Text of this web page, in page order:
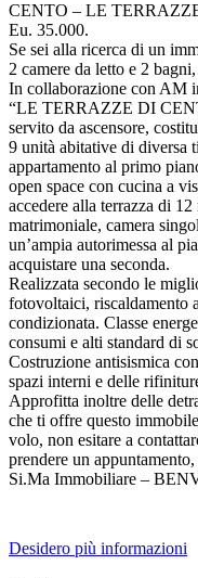
CENTO – LE
Eu. 35.000.
Se sei alla ricerca di un
2 camere da letto e 2
In collaborazione con AM
“LE TERRAZZE DI
servito da ascensore,
9 unità abitative di diversa
appartamento al primo
open space con cucina a
accedere alla terrazza di
matrimoniale, camera
un’ampia autorimessa al
acquistare una seconda.
Realizzata secondo le
fotovoltaici, riscaldamento
condizionata. Classe
consumi e alti standard di
Costruzione antisismica
spazi interni e delle
Approfitta inoltre delle
che ti offre questo
volo, non esitare a
prendere un
Si.Ma Immobiliare –
Desidero più informazioni